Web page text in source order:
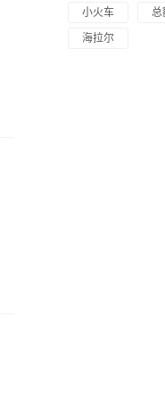
小火车 总
海拉尔